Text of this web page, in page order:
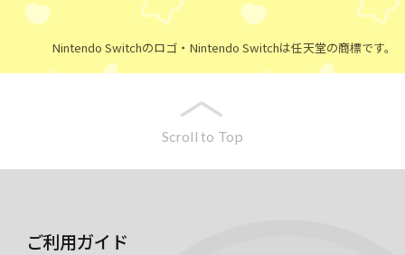
Nintendo Switchのロゴ・Nintendo Switchは任天堂の商標です。
Scroll to Top
ご利用ガイド